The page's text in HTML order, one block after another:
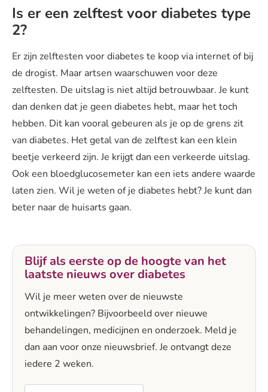
Is er een zelftest voor diabetes type
2?
Er zijn zelftesten voor diabetes te koop via internet of bij
de drogist. Maar artsen waarschuwen voor deze
zelftesten. De uitslag is niet altijd betrouwbaar. Je kunt
dan denken dat je geen diabetes hebt, maar het toch
hebben. Dit kan vooral gebeuren als je op de grens zit
van diabetes. Het getal van de zelftest kan een klein
beetje verkeerd zijn. Je krijgt dan een verkeerde uitslag.
Ook een bloedglucosemeter kan een iets andere waarde
laten zien. Wil je weten of je diabetes hebt? Je kunt dan
beter naar de huisarts gaan.
Blijf als eerste op de hoogte van het
laatste nieuws over diabetes
Wil je meer weten over de nieuwste
ontwikkelingen? Bijvoorbeeld over nieuwe
behandelingen, medicijnen en onderzoek. Meld je
dan aan voor onze nieuwsbrief. Je ontvangt deze
iedere 2 weken.